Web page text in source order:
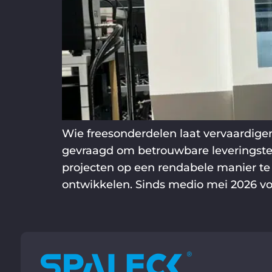
Wie freesonderdelen laat
gevraagd om betrouwbare
projecten op een rendabele manier
ontwikkelen. Sinds medio mei 2026